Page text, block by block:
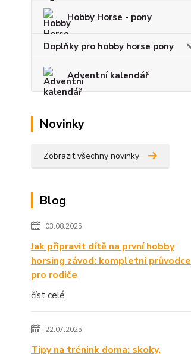
Hobby Horse - pony
Doplňky pro hobby horse pony
Adventní kalendář
Novinky
Zobrazit všechny novinky
Blog
03.08.2025
Jak připravit dítě na první hobby
horsing závod: kompletní průvodce
pro rodiče
číst celé
22.07.2025
Tipy na trénink doma: skoky,